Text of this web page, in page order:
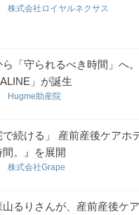
株式会社ロイヤルネクサス
ら「守られるべき時間」へ
」が誕生
Hugme助産院
で続ける」 産前産後ケア
。』を展開
株式会社Grape
るりさんが、産前産後ケ